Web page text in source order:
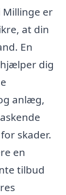
Millinge er
at din
En
dig
anlæg,
skader.
en
tilbud